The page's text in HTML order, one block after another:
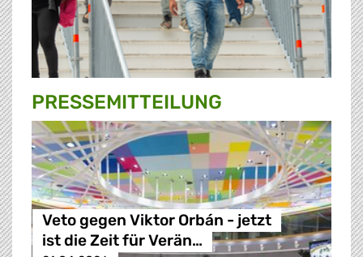
PRESSE­MITTEILUNG
Veto gegen Viktor Orbán - jetzt
ist die Zeit für Verän…